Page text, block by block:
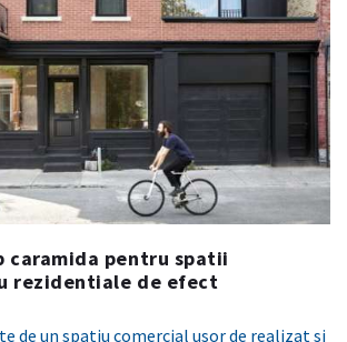
caramida pentru spatii
rezidentiale de efect
de un spatiu comercial usor de realizat si